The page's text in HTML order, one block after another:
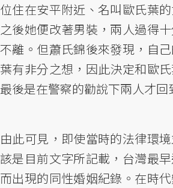
位住在安平附近、名叫歐氏葉
之後她便改著男裝，兩人過得
不離。但蕭氏錦後來發現，自
葉有非分之想，因此決定和歐
最後是在警察的勸說下兩人才回
由此可見，即使當時的法律環
該是目前文字所記載，台灣最
而出現的同性婚姻紀錄。在時